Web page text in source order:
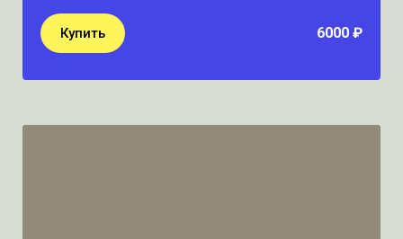
Купить 6000 ₽